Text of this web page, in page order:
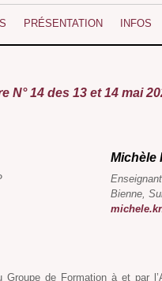
PRÉSENTATION INFOS
N° 14 des 13 et 14 mai
Michèle
Bienne,
Groupe de Formation à et par